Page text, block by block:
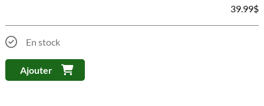
39.99$
En stock
Ajouter